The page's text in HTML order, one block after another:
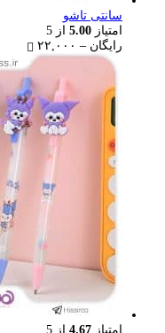
سانتی تاشو
امتیاز 5.00 از 5
رایگان – ۲۲,۰۰۰
۲۲,۰۰۰
امتیاز 4.67 از 5